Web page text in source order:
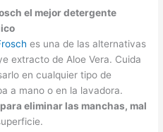
el mejor detergente
es una de las alternativas
extracto de Aloe Vera. Cuida
en cualquier tipo de
a mano o en la lavadora.
eliminar las manchas, mal